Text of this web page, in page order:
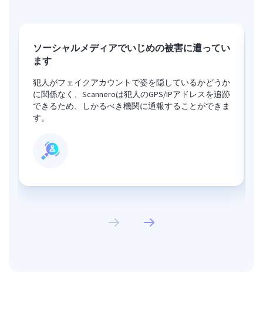
ソーシャルメディアでいじめの被害に遭ってい
ます
犯人がフェイクアカウントで姿を隠しているかどうか
に関係なく、Scanneroは犯人のGPS/IPアドレスを追跡
できるため、しかるべき機関に通報することができま
す。